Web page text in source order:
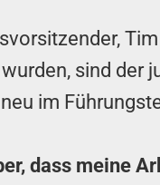
sind der
im
dass meine